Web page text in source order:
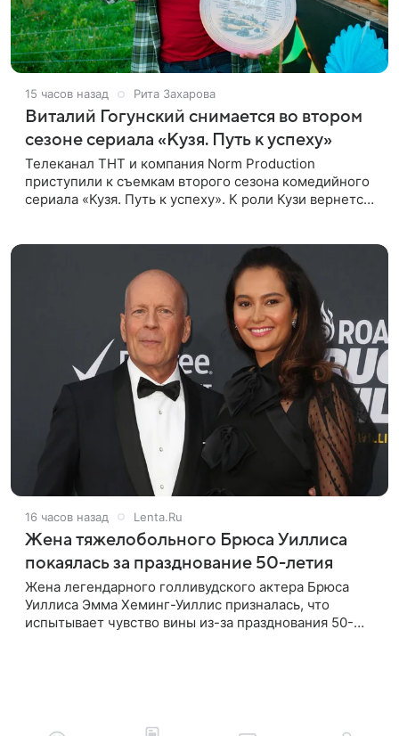
15 часов назад Рита Захарова
Виталий Гогунский снимается во втором
сезоне сериала «Кузя. Путь к успеху»
Телеканал ТНТ и компания Norm Production
приступили к съемкам второго сезона комедийного
сериала «Кузя. Путь к успеху». К роли Кузи вернется
16 часов назад Lenta.Ru
Жена тяжелобольного Брюса Уиллиса
покаялась за празднование 50-летия
Жена легендарного голливудского актера Брюса
Уиллиса Эмма Хеминг-Уиллис призналась, что
испытывает чувство вины из-за празднования 50-